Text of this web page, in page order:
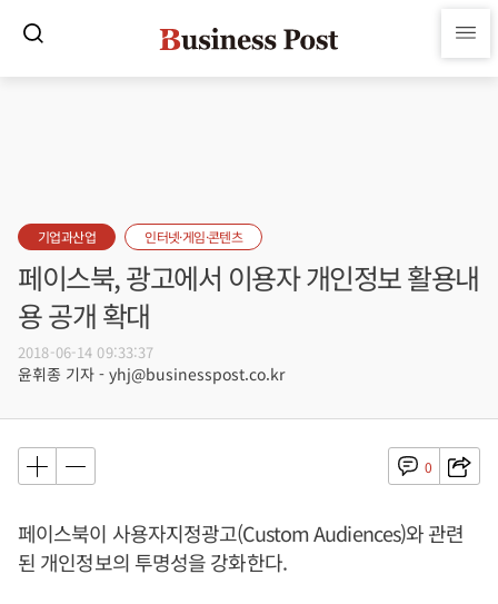
기업과산업 인터넷·게임·콘텐츠
페이스북, 광고에서 이용자 개인정보 활용내
용 공개 확대
2018-06-14 09:33:37
윤휘종 기자 - yhj@businesspost.co.kr
0
페이스북이 사용자지정광고(Custom Audiences)와 관련
된 개인정보의 투명성을 강화한다.